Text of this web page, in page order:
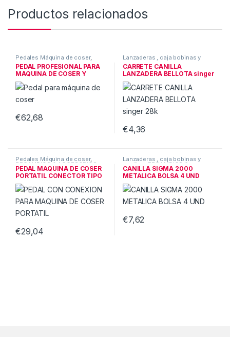
Productos relacionados
Pedales Máquina de coser,
RECAMBIOS & ACCESORIOS
PEDAL PROFESIONAL PARA
MAQUINA DE COSER Y
CLAVIJA
€62,68
Lanzaderas , caja bobinas y
canillas,RECAMBIOS &
ACCESORIOS
CARRETE CANILLA
LANZADERA BELLOTA singer
28k
€4,36
Pedales Máquina de coser,
RECAMBIOS & ACCESORIOS
PEDAL MAQUINA DE COSER
PORTATIL CONECTOR TIPO
“S”
€29,04
Lanzaderas , caja bobinas y
canillas ,RECAMBIOS &
ACCESORIOS
CANILLA SIGMA 2000
METALICA BOLSA 4 UND
€7,62